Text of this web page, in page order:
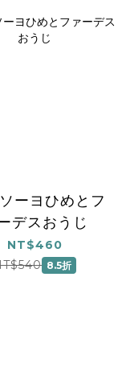
ーヨひめとフ
デスおうじ
NT$460
8.5折